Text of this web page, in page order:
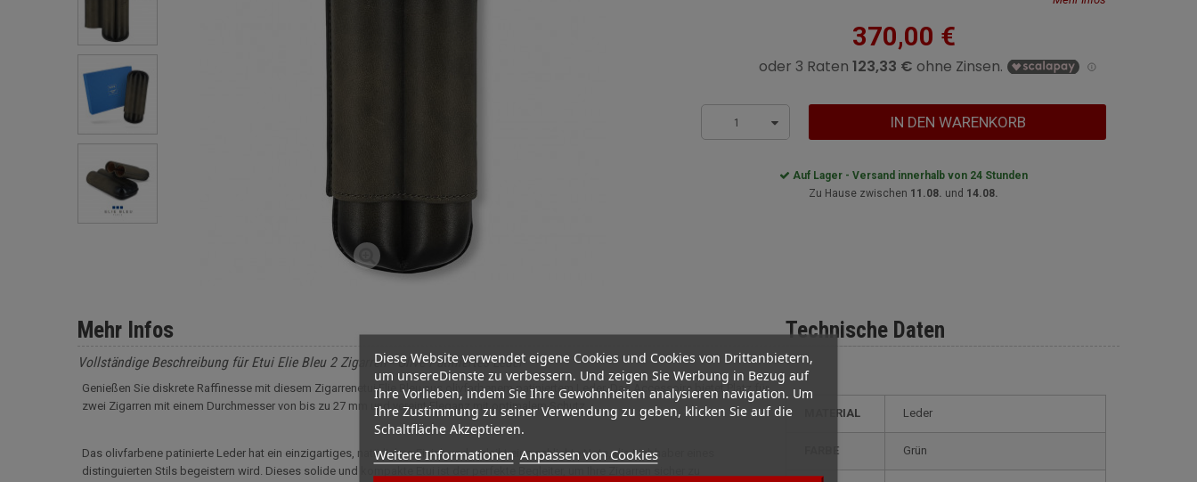
Diese Website verwendet eigene Cookies und Cookies von Drittanbietern,
um unsereDienste zu verbessern. Und zeigen Sie Werbung in Bezug auf
Ihre Vorlieben, indem Sie Ihre Gewohnheiten analysieren navigation. Um
Ihre Zustimmung zu seiner Verwendung zu geben, klicken Sie auf die
Schaltfläche Akzeptieren.
Weitere Informationen Anpassen von Cookies
370,00 €
1 IN DEN WARENKORB
Auf Lager - Versand innerhalb von 24 Stunden
Zu Hause zwischen 11.08. und 14.08.
Technische Daten
MATERIAL Leder
FARBE Grün
Mehr Infos
Vollständige Beschreibung für Etui Elie Bleu 2 Zigarren - Olive Patiniertes Leder
Genießen Sie diskrete Raffinesse mit diesem Zigarrenetui Elie Bleu aus olivfarbenem patiniertem Leder. Das Accessoire bietet Platz für
zwei Zigarren mit einem Durchmesser von bis zu 27 mm und vereint Eleganz mit optimalem Schutz.
Das olivfarbene patinierte Leder hat ein einzigartiges, natürliches Finish und verleiht eine schlichte Note, die Liebhaber eines
distinguierten Stils begeistern wird. Dieses solide und kompakte Etui ist der perfekte Begleiter, um Ihre Zigarren sicher zu